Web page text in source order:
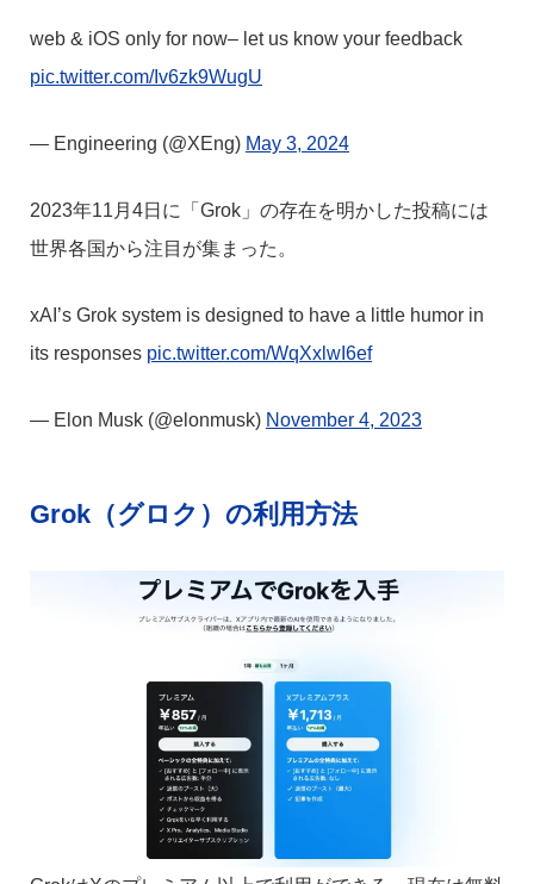
web & iOS only for now– let us know your feedback
pic.twitter.com/Iv6zk9WugU
— Engineering (@XEng) May 3, 2024
2023年11月4日に「Grok」の存在を明かした投稿には
世界各国から注目が集まった。
xAI’s Grok system is designed to have a little humor in
its responses pic.twitter.com/WqXxlwI6ef
— Elon Musk (@elonmusk) November 4, 2023
Grok（グロク）の利用方法